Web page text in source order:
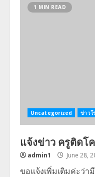
1 MIN READ
Uncategorized ข่าวโ
แจ้งข่าว ครูติดโ
admin1 June 28,
ขอแจ้งเพิ่มเติมค่ะว่